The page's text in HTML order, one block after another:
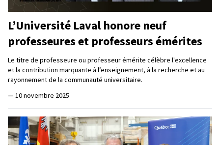
L’Université Laval honore neuf
professeures et professeurs émérites
Le titre de professeure ou professeur émérite célèbre l'excellence
et la contribution marquante à l’enseignement, à la recherche et au
rayonnement de la communauté universitaire.
— 10 novembre 2025